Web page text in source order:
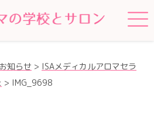
お知らせ > ISAメディカルアロマセラ
> IMG_9698